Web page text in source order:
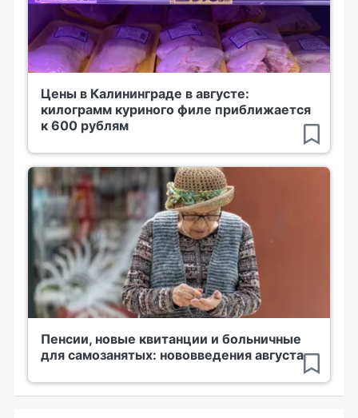
Цены в Калининграде в августе:
килограмм куриного филе приближается
к 600 рублям
Пенсии, новые квитанции и больничные
для самозанятых: нововведения августа